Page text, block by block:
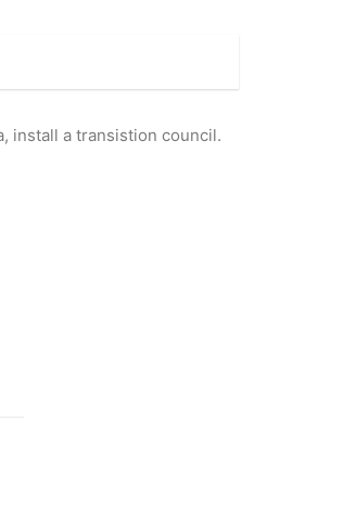
install a transistion council.